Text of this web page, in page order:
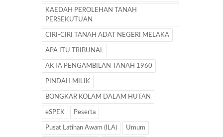
KAEDAH PEROLEHAN TANAH
PERSEKUTUAN
CIRI-CIRI TANAH ADAT NEGERI MELAKA
APA ITU TRIBUNAL
AKTA PENGAMBILAN TANAH 1960
PINDAH MILIK
BONGKAR KOLAM DALAM HUTAN
eSPEK Peserta
Pusat Latihan Awam (ILA) Umum